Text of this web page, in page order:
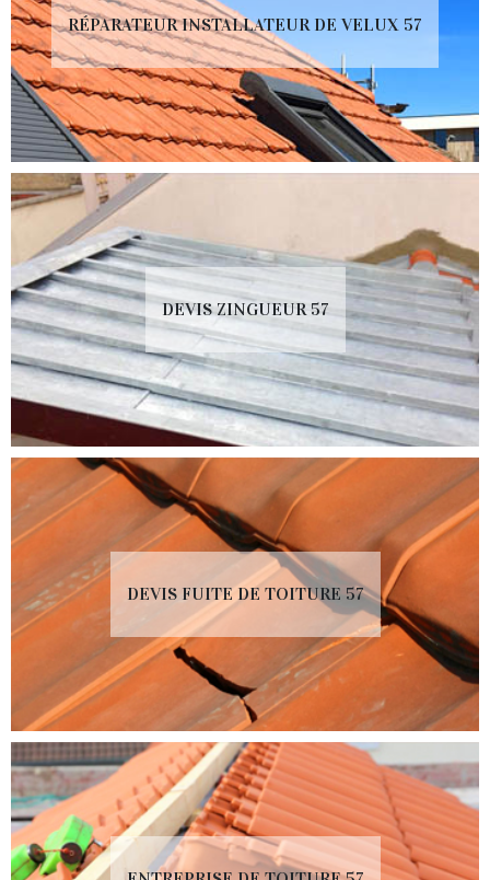
RÉPARATEUR INSTALLATEUR DE VELUX 57
DEVIS ZINGUEUR 57
DEVIS FUITE DE TOITURE 57